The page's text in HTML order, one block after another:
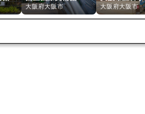
大阪府大阪市 大阪府大阪市